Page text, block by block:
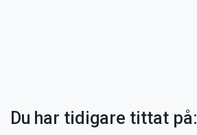
Du har tidigare tittat på: